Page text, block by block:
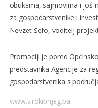
obukama, sajmovima i još
za gospodarstvenike i
Nevzet Sefo, voditelj
Promociji je pored
predstavnika Agencije za
gospodarstvenika s
www.sirokibrijeg.ba